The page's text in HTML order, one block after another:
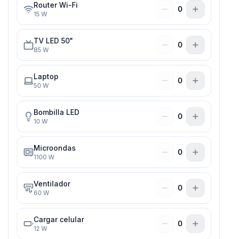
Router Wi-Fi
15 W
0
TV LED 50"
85 W
0
Laptop
50 W
0
Bombilla LED
10 W
0
Microondas
1100 W
0
Ventilador
60 W
0
Cargar celular
12 W
0